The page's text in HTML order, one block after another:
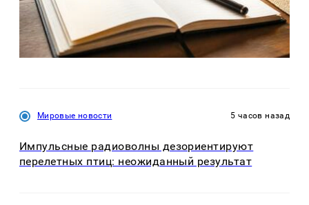
Мировые новости 5 часов назад
Импульсные радиоволны дезориентируют
перелетных птиц: неожиданный результат